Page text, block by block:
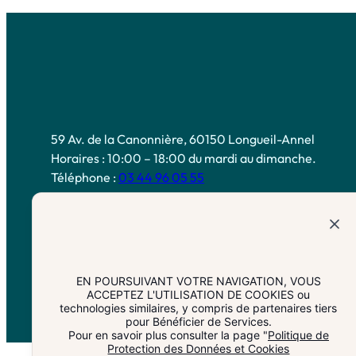
59 Av. de la Canonnière, 60150 Longueil-Annel
Horaires : 10:00 – 18:00 du mardi au dimanche.
Téléphone :03 44 96 05 55
EN POURSUIVANT VOTRE NAVIGATION, VOUS
ACCEPTEZ L'UTILISATION DE COOKIES ou
technologies similaires, y compris de partenaires tiers
pour Bénéficier de Services.
Pour en savoir plus consulter la page "Politique de
Protection des Données et Cookies